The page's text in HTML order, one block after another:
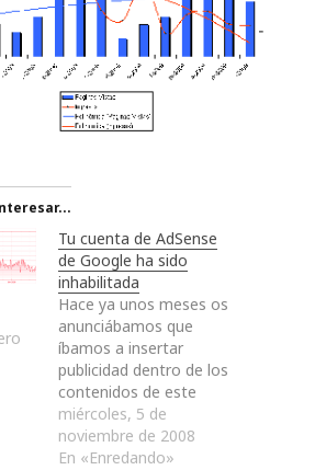
Tu cuenta de AdSense
de Google ha sido
inhabilitada
Hace ya unos meses os
anunciábamos que
íbamos a insertar
publicidad dentro de los
contenidos de este
blog. Como muchos
blogs antes que
nosotros, insertamos
miércoles, 5 de
noviembre de 2008
En «Enredando»